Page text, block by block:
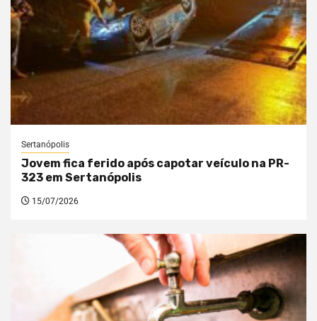
Sertanópolis
Jovem fica ferido após capotar veículo na PR-
323 em Sertanópolis
15/07/2026